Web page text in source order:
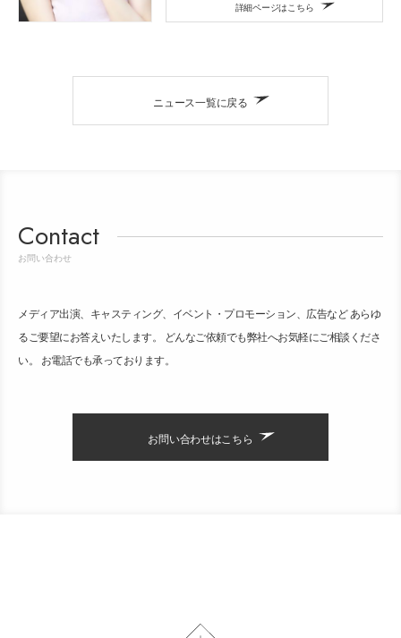
詳細ページはこちら
ニュース一覧に戻る
Contact
お問い合わせ
メディア出演、キャスティング、イベント・プロモーション、広告など あらゆ
るご要望にお答えいたします。 どんなご依頼でも弊社へお気軽にご相談くださ
い。 お電話でも承っております。
お問い合わせはこちら